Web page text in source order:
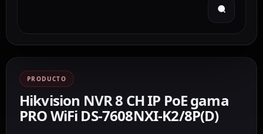
PRODUCTO
Hikvision NVR 8 CH IP PoE gama
PRO WiFi DS-7608NXI-K2/8P(D)